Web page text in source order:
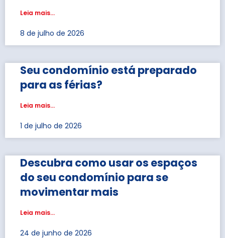
Leia mais...
8 de julho de 2026
Seu condomínio está preparado
para as férias?
Leia mais...
1 de julho de 2026
Descubra como usar os espaços
do seu condomínio para se
movimentar mais
Leia mais...
24 de junho de 2026